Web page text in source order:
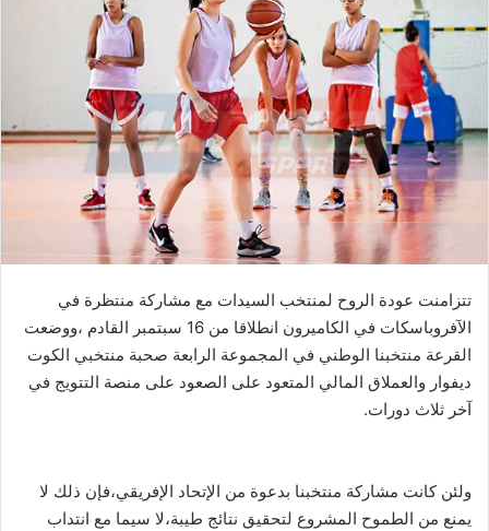
تتزامنت عودة الروح لمنتخب السيدات مع مشاركة منتظرة في
الآفروباسكات في الكاميرون انطلاقا من 16 سبتمبر القادم ،ووضعت
القرعة منتخبنا الوطني في المجموعة الرابعة صحبة منتخبي الكوت
ديفوار والعملاق المالي المتعود على الصعود على منصة التتويج في
آخر ثلاث دورات.
ولئن كانت مشاركة منتخبنا بدعوة من الإتحاد الإفريقي،فإن ذلك لا
يمنع من الطموح المشروع لتحقيق نتائج طيبة،لا سيما مع انتداب